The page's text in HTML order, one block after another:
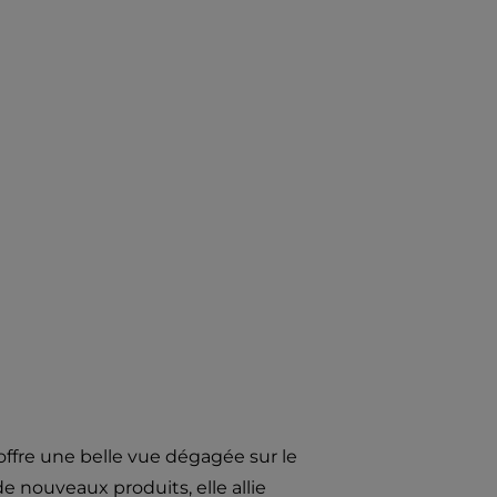
une belle vue dégagée sur le
nouveaux produits, elle allie